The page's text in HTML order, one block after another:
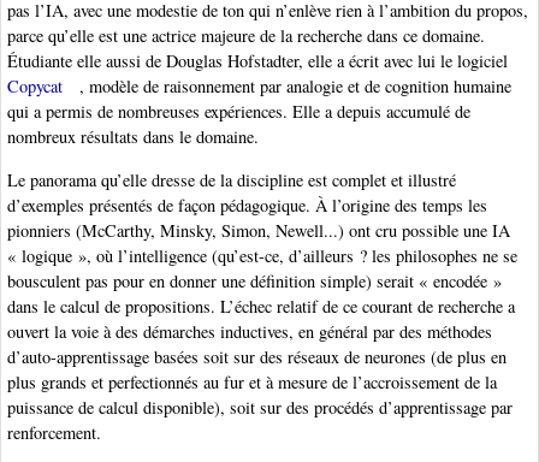
pas l’IA, avec une modestie de ton qui n’enlève rien à l’ambition du propos,
parce qu’elle est une actrice majeure de la recherche dans ce domaine.
Étudiante elle aussi de Douglas Hofstadter, elle a écrit avec lui le logiciel
Copycat
, modèle de raisonnement par analogie et de cognition humaine
qui a permis de nombreuses expériences. Elle a depuis accumulé de
nombreux résultats dans le domaine.
Le panorama qu’elle dresse de la discipline est complet et illustré
d’exemples présentés de façon pédagogique. À l’origine des temps les
pionniers (McCarthy, Minsky, Simon, Newell...) ont cru possible une IA
« logique », où l’intelligence (qu’est-ce, d’ailleurs ? les philosophes ne se
bousculent pas pour en donner une définition simple) serait « encodée »
dans le calcul de propositions. L’échec relatif de ce courant de recherche a
ouvert la voie à des démarches inductives, en général par des méthodes
d’auto-apprentissage basées soit sur des réseaux de neurones (de plus en
plus grands et perfectionnés au fur et à mesure de l’accroissement de la
puissance de calcul disponible), soit sur des procédés d’apprentissage par
renforcement.